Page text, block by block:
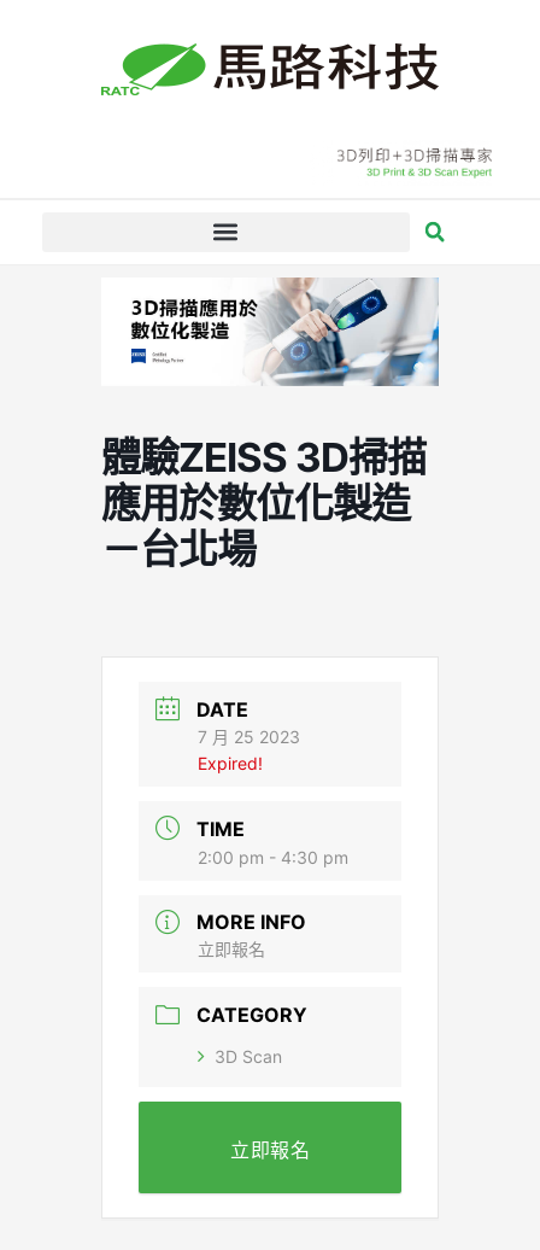
體驗ZEISS 3D掃描
應用於數位化製造
－台北場
DATE
7 月 25 2023
Expired!
TIME
2:00 pm - 4:30 pm
MORE INFO
立即報名
CATEGORY
3D Scan
立即報名